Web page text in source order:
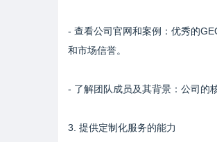
- 查看公司官网和案例：优秀的
和市场信誉。
- 了解团队成员及其背景：公司的
3. 提供定制化服务的能力